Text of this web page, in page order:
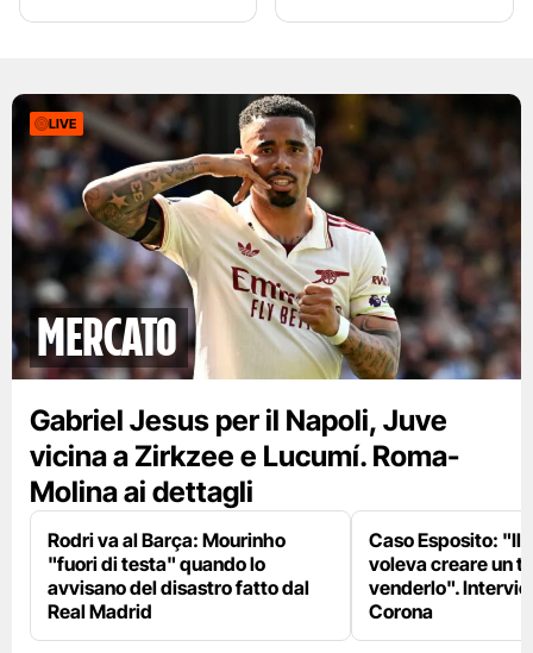
LIVE
mercato
Gabriel Jesus per il Napoli, Juve
vicina a Zirkzee e Lucumí. Roma-
Molina ai dettagli
Rodri va al Barça: Mourinho
"fuori di testa" quando lo
avvisano del disastro fatto dal
Real Madrid
Caso Esposito: "Il
voleva creare un
venderlo".
Corona